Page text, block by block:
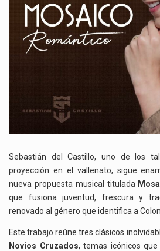
Y
RENUEVA
Sebastián del Castillo, uno de los
proyección en el vallenato, sigue
nueva propuesta musical titulada
que fusiona juventud, frescura y
renovado al género que identifica a
Este trabajo reúne tres clásicos
Novios Cruzados, temas icónicos